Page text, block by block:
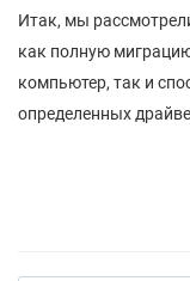
Итак, мы
как полную
компьютер, так и
определенных